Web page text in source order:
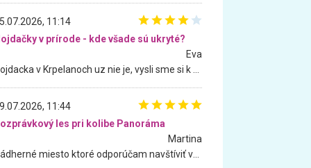
11:14
v prírode - kde všade sú ukryté?
Eva
11:44
les pri kolibe Panoráma
Martina